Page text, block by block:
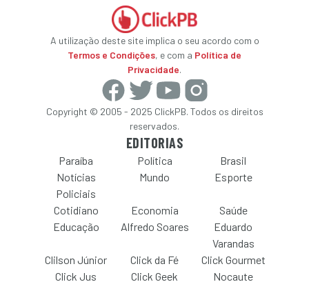
A utilização deste site implica o seu acordo com o
Termos e Condições, e com a Política de
Privacidade.
Copyright © 2005 - 2025 ClickPB. Todos os direitos
reservados.
EDITORIAS
Paraíba Política
Brasil
Notícias
Policiais
Mundo Esporte
Cotidiano Economia
Saúde
Educação
Alfredo Soares
Eduardo
Varandas
Clilson Júnior
Click da Fé
Click Gourmet
Click Jus
Click Geek Nocaute